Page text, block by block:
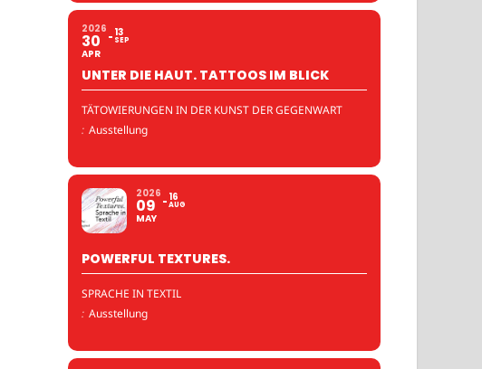
2026
30
APR
13
SEP
UNTER DIE HAUT. TATTOOS IM BLICK
TÄTOWIERUNGEN IN DER KUNST DER GEGENWART
: Ausstellung
2026
09
MAY
16
AUG
POWERFUL TEXTURES.
SPRACHE IN TEXTIL
: Ausstellung